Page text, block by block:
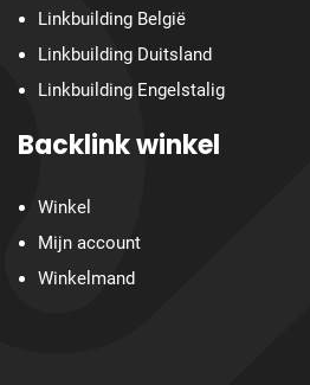
Linkbuilding België
Linkbuilding Duitsland
Linkbuilding Engelstalig
Backlink winkel
Winkel
Mijn account
Winkelmand